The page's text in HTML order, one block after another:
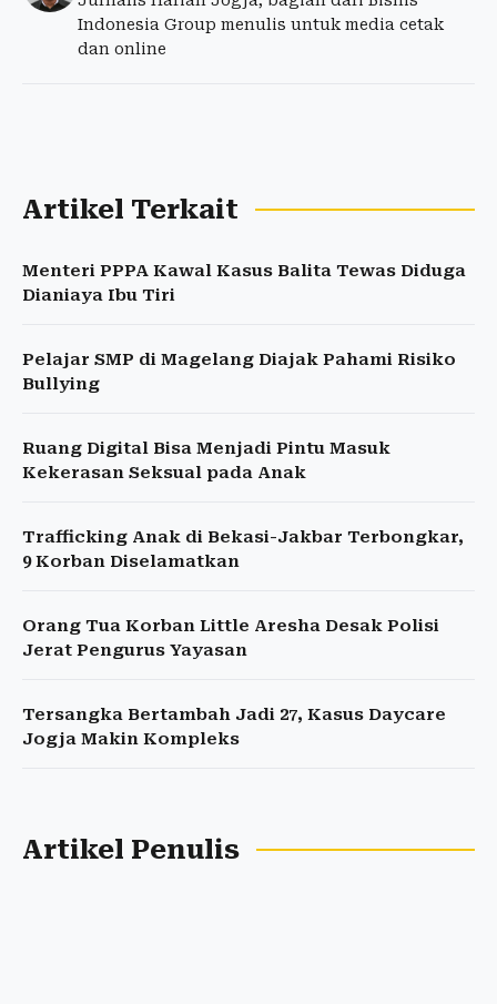
Indonesia Group menulis untuk media cetak
dan online
Artikel Terkait
Menteri PPPA Kawal Kasus Balita Tewas Diduga
Dianiaya Ibu Tiri
Pelajar SMP di Magelang Diajak Pahami Risiko
Bullying
Ruang Digital Bisa Menjadi Pintu Masuk
Kekerasan Seksual pada Anak
Trafficking Anak di Bekasi-Jakbar Terbongkar,
9 Korban Diselamatkan
Orang Tua Korban Little Aresha Desak Polisi
Jerat Pengurus Yayasan
Tersangka Bertambah Jadi 27, Kasus Daycare
Jogja Makin Kompleks
Artikel Penulis